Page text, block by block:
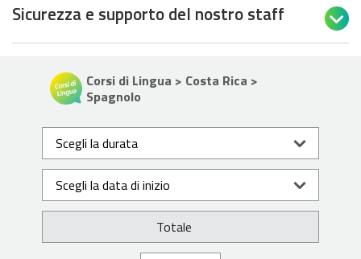
Sicurezza e supporto del nostro staff 
Corsi di Lingua > Costa Rica >
Spagnolo
Totale